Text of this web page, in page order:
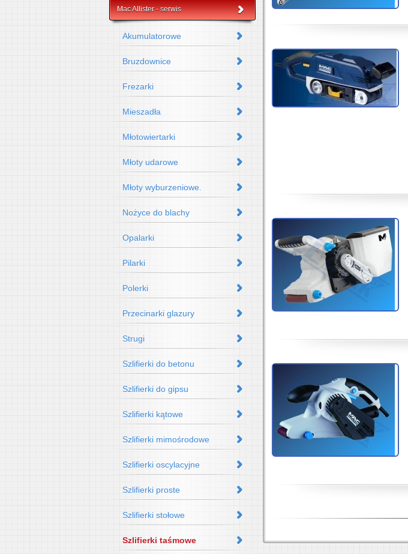
Mac Allister - serwis
Akumulatorowe
Bruzdownice
Frezarki
Mieszadła
Młotowiertarki
Młoty udarowe
Młoty wyburzeniowe.
Nożyce do blachy
Opalarki
Pilarki
Polerki
Przecinarki glazury
Strugi
Szlifierki do betonu
Szlifierki do gipsu
Szlifierki kątowe
Szlifierki mimośrodowe
Szlifierki oscylacyjne
Szlifierki proste
Szlifierki stołowe
Szlifierki taśmowe